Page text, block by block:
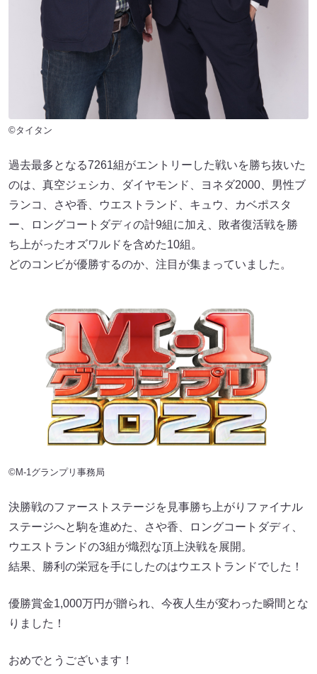
©タイタン
過去最多となる7261組がエントリーした戦いを勝ち抜いた
のは、真空ジェシカ、ダイヤモンド、ヨネダ2000、男性ブ
ランコ、さや香、ウエストランド、キュウ、カベポスタ
ー、ロングコートダディの計9組に加え、敗者復活戦を勝
ち上がったオズワルドを含めた10組。
どのコンビが優勝するのか、注目が集まっていました。
©M-1グランプリ事務局
決勝戦のファーストステージを見事勝ち上がりファイナル
ステージへと駒を進めた、さや香、ロングコートダディ、
ウエストランドの3組が熾烈な頂上決戦を展開。
結果、勝利の栄冠を手にしたのはウエストランドでした！
優勝賞金1,000万円が贈られ、今夜人生が変わった瞬間とな
りました！
おめでとうございます！